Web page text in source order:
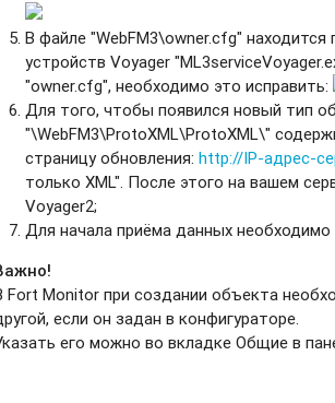
В файле "WebFM3\owner.cfg"
устройств Voyager
"owner.cfg", необходимо это исправить:
Для того, чтобы появился новый тип
"\WebFM3\ProtoXML\ProtoXML\"
страницу обновления:http://IP-адрес-
только XML". После этого на вашем
Voyager2;
Для начала приёма данных необходимо
Fort Monitor при создании объекта
если он задан в конфигураторе.
его можно во вкладке Общие в